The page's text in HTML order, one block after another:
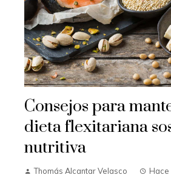
Consejos para
dieta flexitariana
nutritiva
Thomás Alcantar Velasco Hace